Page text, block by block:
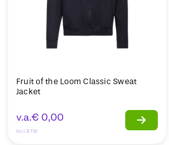
Fruit of the Loom Classic Sweat
Jacket
v.a.€ 0,00
Incl. BTW